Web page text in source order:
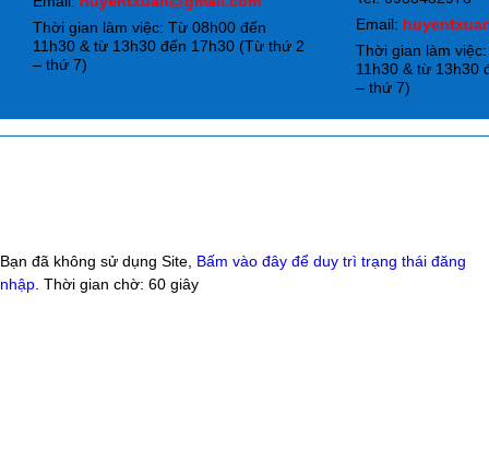
Thời gian làm việc: Từ 08h00 đến
11h30 & từ 13h30 đến 17h30 (Từ thứ 2
– thứ 7)
Email:
Thời gian làm
11h30 & từ 13h30
– thứ 7)
Bạn đã không sử dụng Site, Bấm vào đây để duy trì trạng thái đăng
nhập . Thời gian chờ: 60 giây